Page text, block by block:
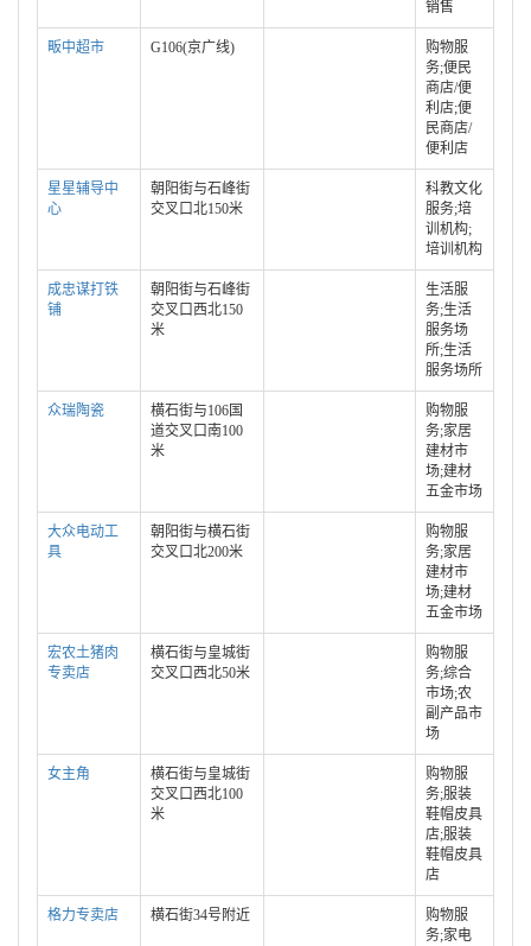
销售
畈中超市 G106(京广线)
购物服
务;便民
商店/便
利店;便
民商店/
便利店
星星辅导中
心
朝阳街与石峰街
交叉口北150米
科教文化
服务;培
训机构;
培训机构
成忠谋打铁
铺
朝阳街与石峰街
交叉口西北150
米
生活服
务;生活
服务场
所;生活
服务场所
众瑞陶瓷
横石街与106国
道交叉口南100
米
购物服
务;家居
建材市
场;建材
五金市场
大众电动工
具
朝阳街与横石街
交叉口北200米
购物服
务;家居
建材市
场;建材
五金市场
宏农土猪肉
专卖店
横石街与皇城街
交叉口西北50米
购物服
务;综合
市场;农
副产品市
场
女主角
横石街与皇城街
交叉口西北100
米
购物服
务;服装
鞋帽皮具
店;服装
鞋帽皮具
店
格力专卖店 横石街34号附近
购物服
务;家电